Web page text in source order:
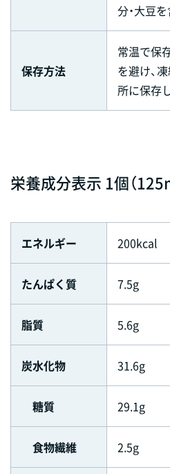
分・大豆を
保存方法
常温で保
を避け、
所に保存
栄養成分表示 1個（
エネルギー 200kcal
たんぱく質 7.5g
脂質 5.6g
炭水化物 31.6g
糖質 29.1g
食物繊維 2.5g